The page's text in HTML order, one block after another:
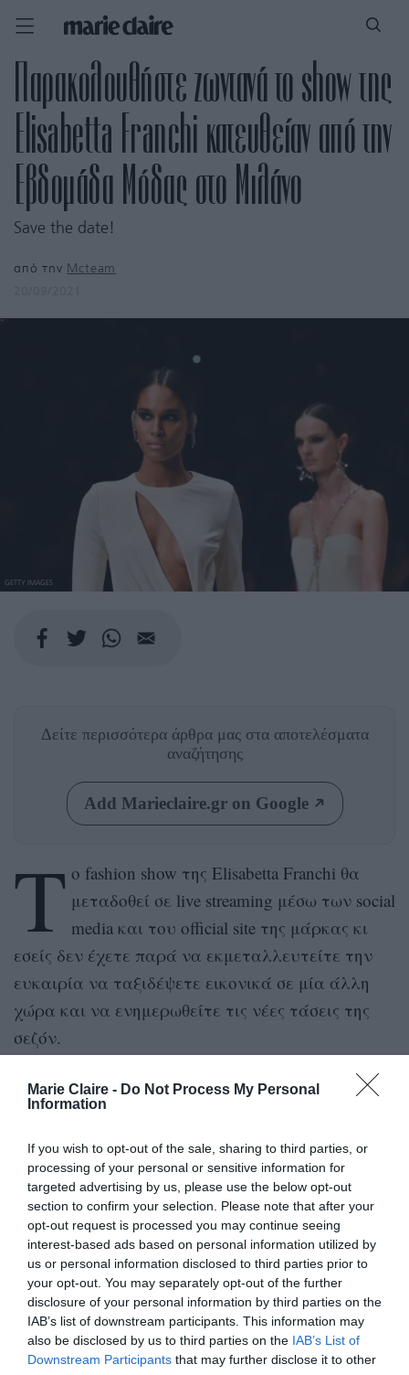
Marie Claire - Do Not Process My Personal
Information
If you wish to opt-out of the sale, sharing to third parties, or
processing of your personal or sensitive information for
targeted advertising by us, please use the below opt-out
section to confirm your selection. Please note that after your
opt-out request is processed you may continue seeing
interest-based ads based on personal information utilized by
us or personal information disclosed to third parties prior to
your opt-out. You may separately opt-out of the further
disclosure of your personal information by third parties on the
IAB’s list of downstream participants. This information may
also be disclosed by us to third parties on the IAB’s List of
Downstream Participants that may further disclose it to other
Παρακολουθήστε ζωντανά το show της
Elisabetta Franchi κατευθείαν από την
Εβδομάδα Μόδας στο Μιλάνο
Save the date!
από την Mcteam
GETTY IMAGES
Δείτε περισσότερα άρθρα μας στα αποτελέσματα
αναζήτησης
Add Marieclaire.gr on Google
Τ ο fashion show της Elisabetta Franchi θα
μεταδοθεί σε live streaming μέσω των social
media και του official site της μάρκας κι
εσείς δεν έχετε παρά να εκμεταλλευτείτε την
ευκαιρία να ταξιδέψετε εικονικά σε μία άλλη
χώρα και να ενημερωθείτε τις νέες τάσεις της
σεζόν.
Μείνετε συντονισμένες το Παρασκευή 24
Σεπτεμβρίου 2021 στις 07:00 μ.μ
φύγετε από το σπίτι σας!